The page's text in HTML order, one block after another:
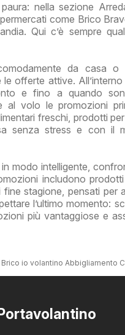
nella sezione
come Brico
Qui c’è sempre
da casa o
offerte attive. All’interno
e fino a quando
al volo le promozioni
freschi, prodotti
senza stress e con il
modo intelligente,
includono
stagione, pensati per
l’ultimo momento:
più vantaggiose e
Brico io volantino Abbigliamento